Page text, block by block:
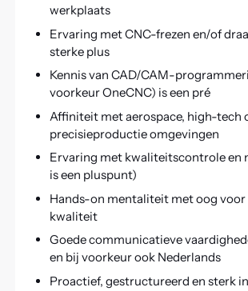
werkplaats
Ervaring met CNC-frezen en/of
sterke plus
Kennis van CAD/CAM-
voorkeur OneCNC) is een pré
Affiniteit met aerospace, high-tech
precisieproductie omgevingen
Ervaring met kwaliteitscontrole en
is een pluspunt)
Hands-on mentaliteit met oog voor
kwaliteit
Goede communicatieve
en bij voorkeur ook Nederlands
Proactief, gestructureerd en sterk in